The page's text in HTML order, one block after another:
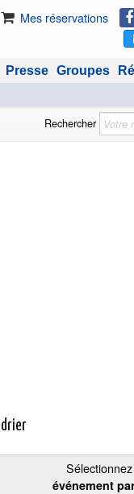
Mes réservations
Groupes
Presse
Rechercher
événement